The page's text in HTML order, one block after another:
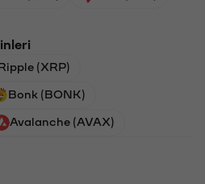
(XRP)
Bonk (BONK)
Avalanche (AVAX)